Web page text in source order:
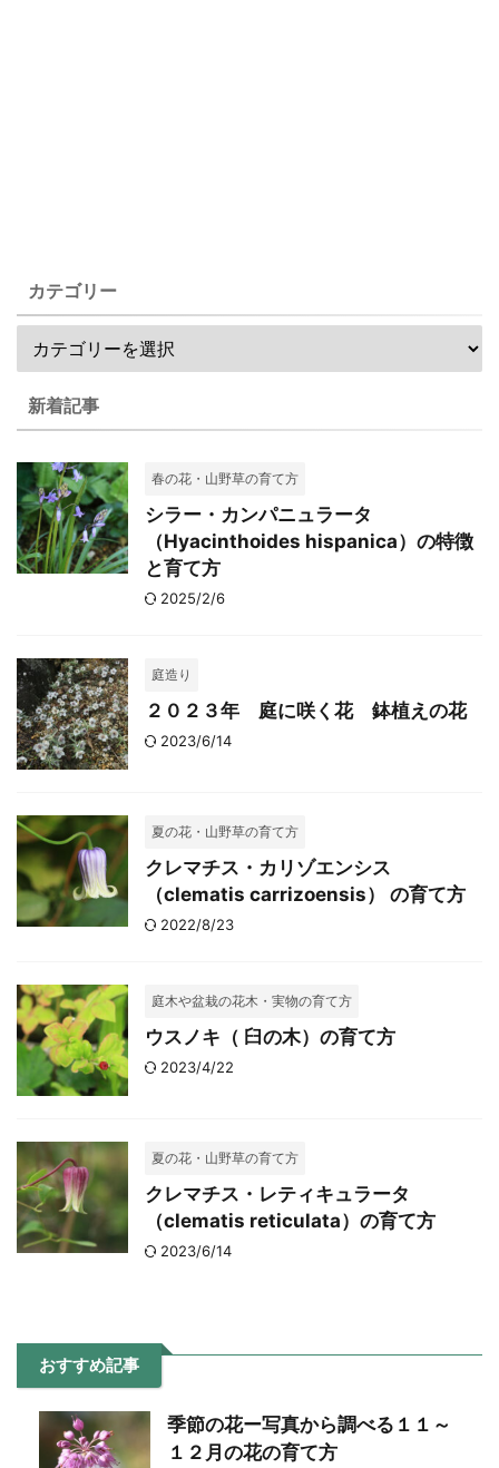
カテゴリー
新着記事
春の花・山野草の育て方
シラー・カンパニュラータ
（Hyacinthoides hispanica）の特徴
と育て方
2025/2/6
庭造り
２０２３年 庭に咲く花 鉢植えの花
2023/6/14
夏の花・山野草の育て方
クレマチス・カリゾエンシス
（clematis carrizoensis） の育て方
2022/8/23
庭木や盆栽の花木・実物の育て方
ウスノキ（ 臼の木）の育て方
2023/4/22
夏の花・山野草の育て方
クレマチス・レティキュラータ
（clematis reticulata）の育て方
2023/6/14
おすすめ記事
季節の花ー写真から調べる１１～
１２月の花の育て方